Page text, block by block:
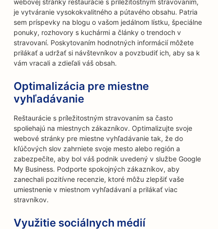
webovej stránky reštaurácie s príležitostným stravovaním,
je vytváranie vysokokvalitného a pútavého obsahu. Patria
sem príspevky na blogu o vašom jedálnom lístku, špeciálne
ponuky, rozhovory s kuchármi a články o trendoch v
stravovaní. Poskytovaním hodnotných informácií môžete
prilákať a udržať si návštevníkov a povzbudiť ich, aby sa k
vám vracali a zdieľali váš obsah.
Optimalizácia pre miestne
vyhľadávanie
Reštaurácie s príležitostným stravovaním sa často
spoliehajú na miestnych zákazníkov. Optimalizujte svoje
webové stránky pre miestne vyhľadávanie tak, že do
kľúčových slov zahrniete svoje mesto alebo región a
zabezpečíte, aby bol váš podnik uvedený v službe Google
My Business. Podporte spokojných zákazníkov, aby
zanechali pozitívne recenzie, ktoré môžu zlepšiť vaše
umiestnenie v miestnom vyhľadávaní a prilákať viac
stravníkov.
Využitie sociálnych médií